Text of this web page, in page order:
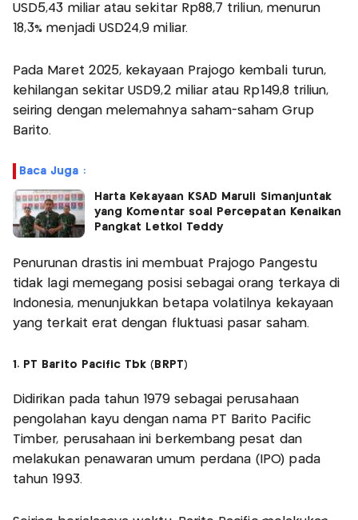
USD5,43 miliar atau sekitar Rp88,7 triliun, menurun
18,3% menjadi USD24,9 miliar.
Pada Maret 2025, kekayaan Prajogo kembali turun,
kehilangan sekitar USD9,2 miliar atau Rp149,8 triliun,
seiring dengan melemahnya saham-saham Grup
Barito.
Baca Juga :
Harta Kekayaan KSAD Maruli Simanjuntak
yang Komentar soal Percepatan Kenaikan
Pangkat Letkol Teddy
Penurunan drastis ini membuat Prajogo Pangestu
tidak lagi memegang posisi sebagai orang terkaya di
Indonesia, menunjukkan betapa volatilnya kekayaan
yang terkait erat dengan fluktuasi pasar saham.
1. PT Barito Pacific Tbk (BRPT)
Didirikan pada tahun 1979 sebagai perusahaan
pengolahan kayu dengan nama PT Barito Pacific
Timber, perusahaan ini berkembang pesat dan
melakukan penawaran umum perdana (IPO) pada
tahun 1993.